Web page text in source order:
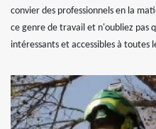
convier des professionnels en la
ce genre de travail et n'oubliez pas
intéressants et accessibles à toutes